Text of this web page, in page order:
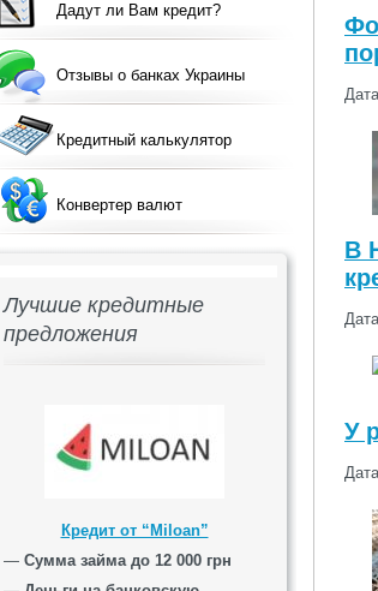
В
У
Дадут ли Вам кредит?
Отзывы о банках Украины
Кредитный калькулятор
Конвертер валют
Лучшие кредитные
предложения
Кредит от “Miloan”
— Сумма займа до 12 000 грн